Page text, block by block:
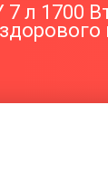
л 1700
здорового